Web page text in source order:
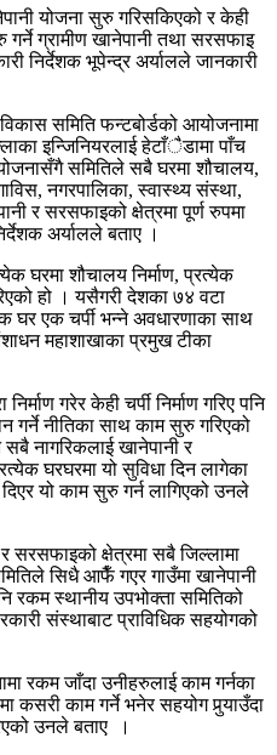
योजना सुरु गरिसकिएको र केही
ग्रामीण खानेपानी तथा सरसफाइ
निर्देशक भूपेन्द्र अर्यालले जानकारी
समिति फन्टबोर्डको आयोजनामा
इन्जिनियरलाई हेटाँैडामा पाँच
समितिले सबै घरमा शौचालय,
नगरपालिका, स्वास्थ्य संस्था,
र सरसफाइको क्षेत्रमा पूर्ण रुपमा
अर्यालले बताए ।
घरमा शौचालय निर्माण, प्रत्येक
हो । यसैगरी देशका ७४ वटा
घर एक चर्पी भन्ने अवधारणाका साथ
महाशाखाका प्रमुख टीका
गरेर केही चर्पी निर्माण गरिए पनि
गर्ने नीतिका साथ काम सुरु गरिएको
नागरिकलाई खानेपानी र
घरघरमा यो सुविधा दिन लागेका
यो काम सुरु गर्न लागिएको उनले
क्षेत्रमा सबै जिल्लामा
सिधै आफैँ गएर गाउँमा खानेपानी
रकम स्थानीय उपभोक्ता समितिको
संस्थाबाट प्राविधिक सहयोगको
रकम जाँदा उनीहरुलाई काम गर्नका
कसरी काम गर्ने भनेर सहयोग पुर्‍याउँदा
उनले बताए ।